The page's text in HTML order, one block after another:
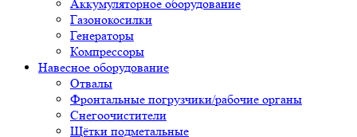
Аккумуляторное оборудование
Газонокосилки
Генераторы
Компрессоры
Навесное оборудование
Отвалы
Фронтальные погрузчики/рабочие органы
Снегоочистители
Щётки подметальные